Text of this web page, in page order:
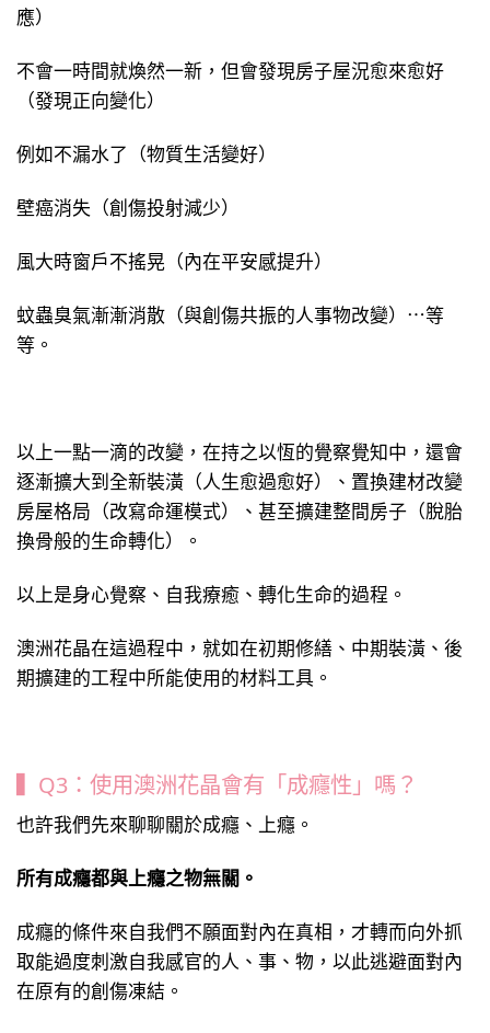
應）
不會一時間就煥然一新，但會發現房子屋況愈來愈好
（發現正向變化）
例如不漏水了（物質生活變好）
壁癌消失（創傷投射減少）
風大時窗戶不搖晃（內在平安感提升）
蚊蟲臭氣漸漸消散（與創傷共振的人事物改變）⋯等
等。
以上一點一滴的改變，在持之以恆的覺察覺知中，還會
逐漸擴大到全新裝潢（人生愈過愈好）、置換建材改變
房屋格局（改寫命運模式）、甚至擴建整間房子（脫胎
換骨般的生命轉化）。
以上是身心覺察、自我療癒、轉化生命的過程。
澳洲花晶在這過程中，就如在初期修繕、中期裝潢、後
期擴建的工程中所能使用的材料工具。
▍Q3：使用澳洲花晶會有「成癮性」嗎？
也許我們先來聊聊關於成癮、上癮。
所有成癮都與上癮之物無關。
成癮的條件來自我們不願面對內在真相，才轉而向外抓
取能過度刺激自我感官的人、事、物，以此逃避面對內
在原有的創傷凍結。